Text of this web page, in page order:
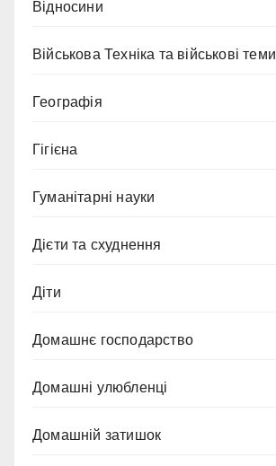
Відносини
Військова Техніка та військові теми
Географія
Гігієна
Гуманітарні науки
Дієти та схуднення
Діти
Домашнє господарство
Домашні улюбленці
Домашній затишок